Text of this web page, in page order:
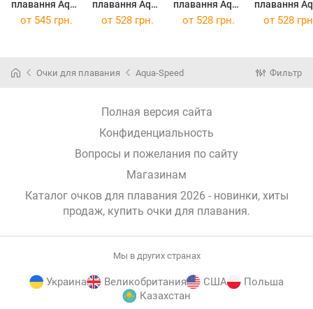
плавання Aqua
Speed Agila
плавання Aqua
Speed Marea
плавання Aqua
Speed Marea
плавання
Speed
от 545 грн. от 528 грн. от 528 грн. от 528
Очки для плавания Aqua-Speed Фильтр
Полная версия сайта
Конфиденциальность
Вопросы и пожелания по сайту
Магазинам
Каталог очков для плавания 2026 - новинки, хиты
продаж, купить очки для плавания.
Мы в других странах
Украина Великобритания США
Польша
Казахстан